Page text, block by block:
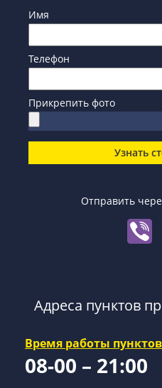
Имя
Телефон
Прикрепить фото
Узнать
Отправить
Адреса пунктов
Время работы
08-00 – 21:00